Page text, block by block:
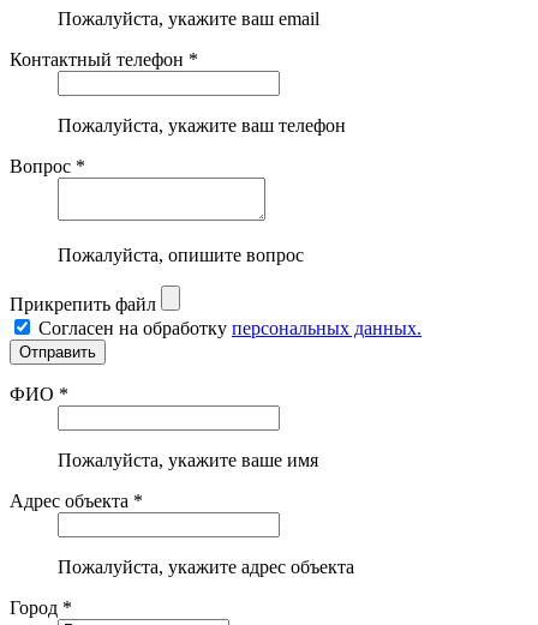
Пожалуйста, укажите ваш email
Контактный телефон *
Пожалуйста, укажите ваш телефон
Вопрос *
Пожалуйста, опишите вопрос
Прикрепить файл
Согласен на обработку персональных данных.
ФИО *
Пожалуйста, укажите ваше имя
Адрес объекта *
Пожалуйста, укажите адрес объекта
Город *